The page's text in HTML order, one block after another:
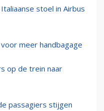
stoel in Airbus
meer handbagage
op de trein naar
passagiers stijgen